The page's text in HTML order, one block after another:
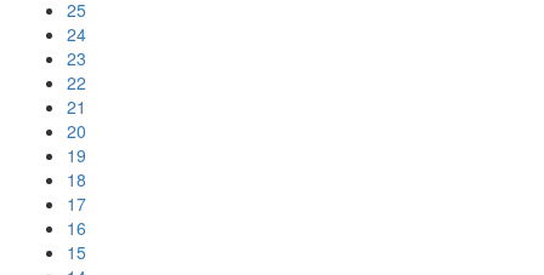
25
24
23
22
21
20
19
18
17
16
15